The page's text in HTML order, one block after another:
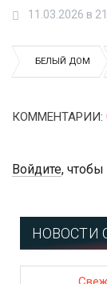
11.03.2026 в
БЕЛЫЙ ДОМ
КОММЕНТАРИИ:
Войдите, чтобы
НОВОСТИ